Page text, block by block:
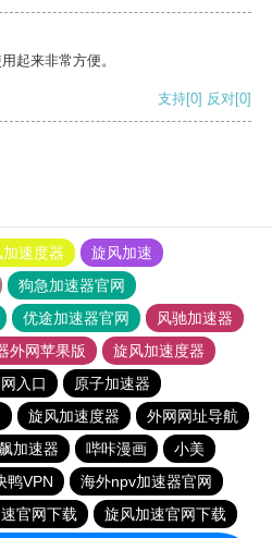
起来非常方便。
支持[0] 反对[0]
速度器
旋风加速
狗急加速器官网
优途加速器官网
风驰加速器
外网苹果版
旋风加速度器
入口
原子加速器
旋风加速度器
外网网址导航
加速器 哔咔漫画
小美
鸭VPN
海外npv加速器官网
官网下载 旋风加速官网下载